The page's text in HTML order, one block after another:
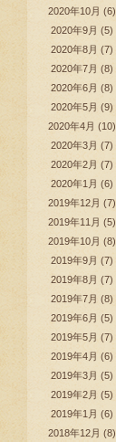
2020年10月 (6)
2020年9月 (5)
2020年8月 (7)
2020年7月 (8)
2020年6月 (8)
2020年5月 (9)
2020年4月 (10)
2020年3月 (7)
2020年2月 (7)
2020年1月 (6)
2019年12月 (7)
2019年11月 (5)
2019年10月 (8)
2019年9月 (7)
2019年8月 (7)
2019年7月 (8)
2019年6月 (5)
2019年5月 (7)
2019年4月 (6)
2019年3月 (5)
2019年2月 (5)
2019年1月 (6)
2018年12月 (8)